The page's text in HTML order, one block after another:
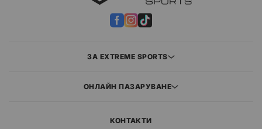
ЗА EXTREME SPORTS
ОНЛАЙН ПАЗАРУВАНЕ
КОНТАКТИ